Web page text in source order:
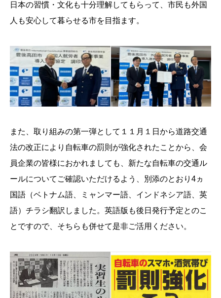
日本の習慣・文化も十分理解してもらって、市民も外国
人も安心して暮らせる市を目指ます。
また、取り組みの第一弾として１１月１日から道路交通
法の改正により自転車の罰則が強化されたことから、会
員企業の皆様におかれましても、新たな自転車の交通ル
ールについてご確認いただけるよう、別添のとおり4ヵ
国語（ベトナム語、ミャンマー語、インドネシア語、英
語）チラシ翻訳しました。英語版も後日発行予定とのこ
とですので、そちらも併せて是非ご活用ください。